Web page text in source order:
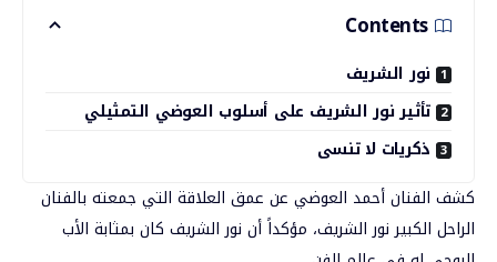
Contents
نور الشريف
تأثير نور الشريف على أسلوب العوضي التمثيلي
ذكريات لا تنسى
كشف الفنانأحمد العوضي عن عمق العلاقة التي جمعته بالفنان
الراحل الكبير نور الشريف، مؤكداً أن نور الشريف كان بمثابة الأب